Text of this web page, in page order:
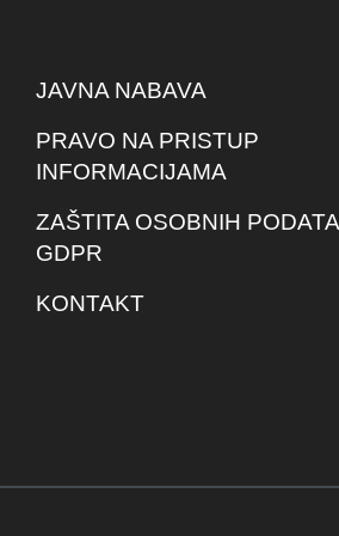
JAVNA NABAVA
PRAVO NA PRISTUP
INFORMACIJAMA
ZAŠTITA OSOBNIH
GDPR
KONTAKT